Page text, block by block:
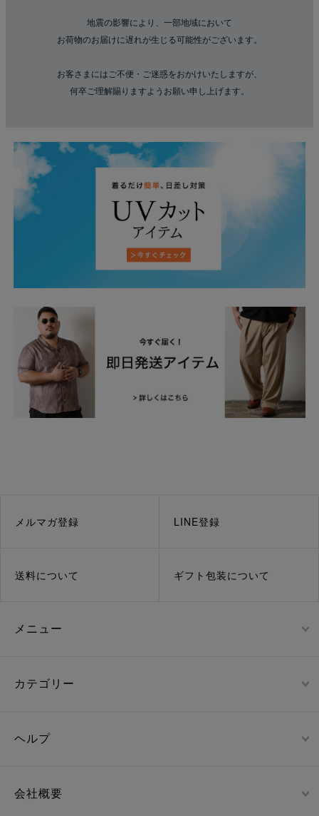
地震の影響により、一部地域において
お荷物のお届けに遅れが生じる可能性がございます。
お客さまにはご不便・ご迷惑をおかけいたしますが、
何卒ご理解賜りますようお願い申し上げます。
メルマガ登録 LINE登録
送料について ギフト包装について
メニュー
カテゴリー
ヘルプ
会社概要